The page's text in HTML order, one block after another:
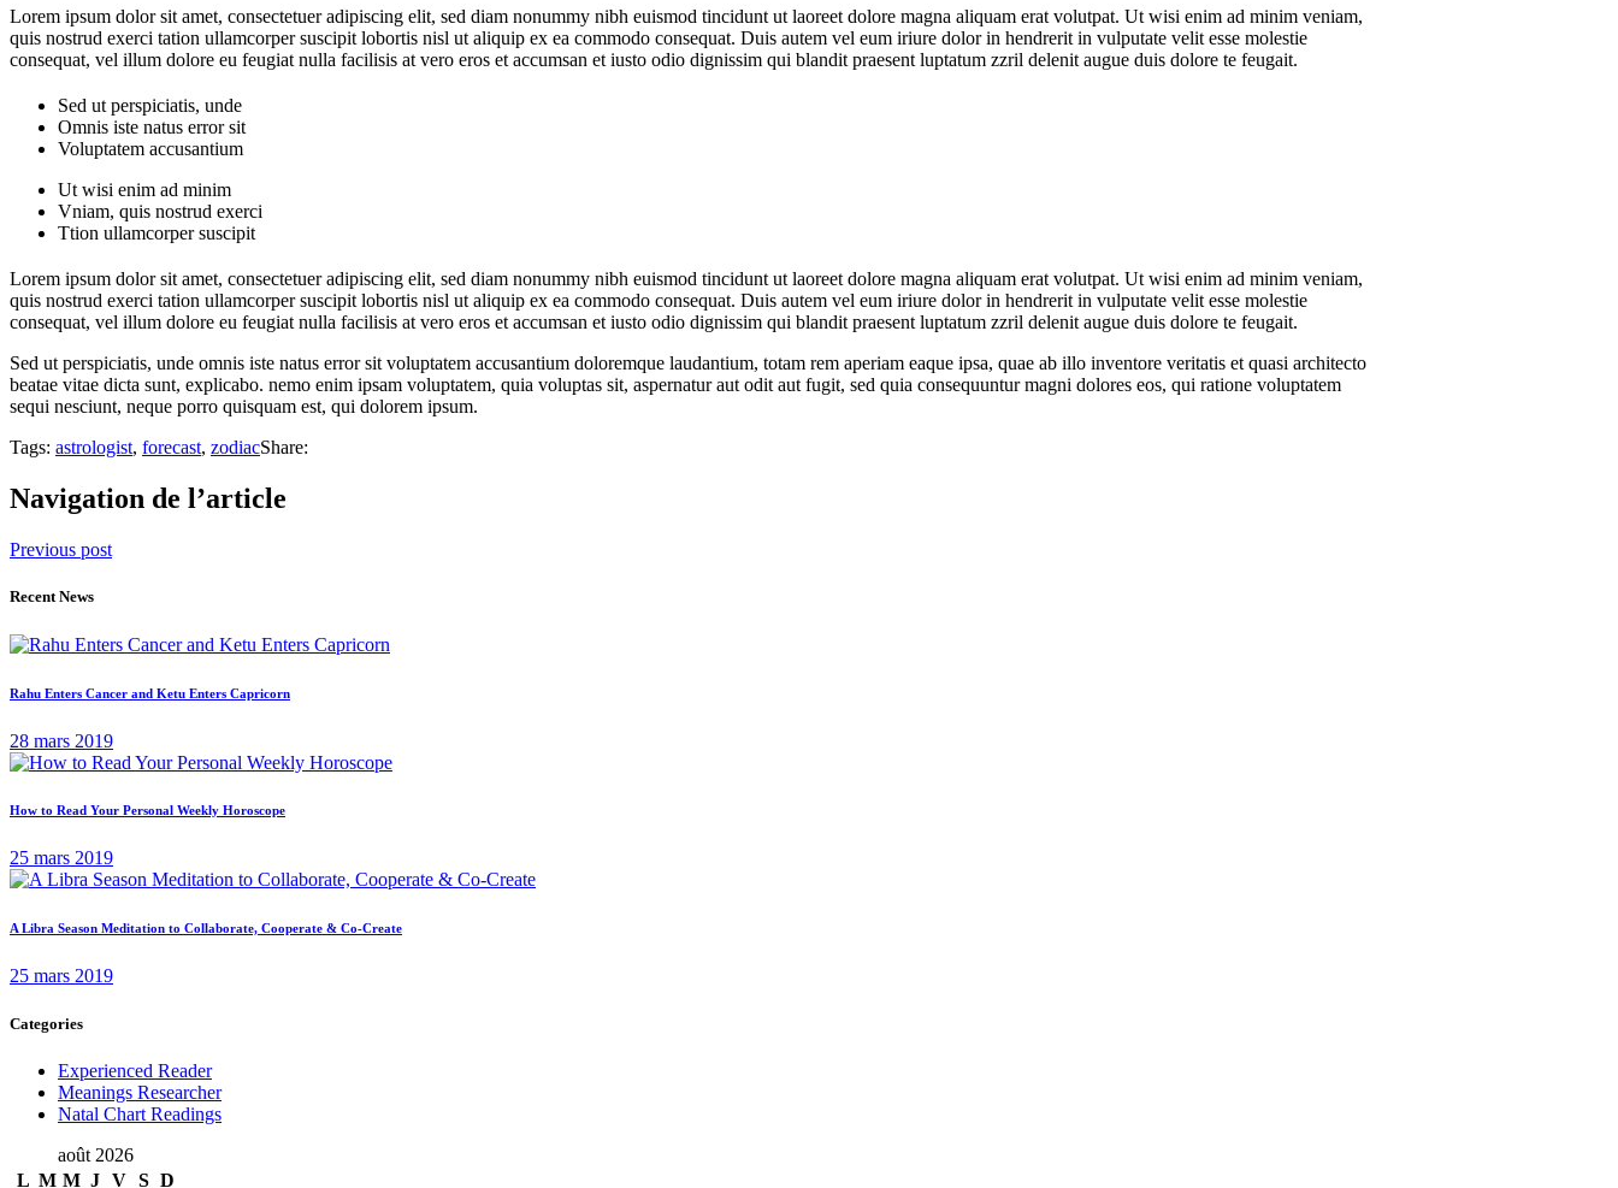
Lorem ipsum dolor sit amet, consectetuer adipiscing elit, sed diam nonummy nibh euismod tincidunt ut laoreet dolore magna aliquam erat volutpat. Ut wisi enim ad minim veniam,
quis nostrud exerci tation ullamcorper suscipit lobortis nisl ut aliquip ex ea commodo consequat. Duis autem vel eum iriure dolor in hendrerit in vulputate velit esse molestie
consequat, vel illum dolore eu feugiat nulla facilisis at vero eros et accumsan et iusto odio dignissim qui blandit praesent luptatum zzril delenit augue duis dolore te feugait.
Sed ut perspiciatis, unde
Omnis iste natus error sit
Voluptatem accusantium
Ut wisi enim ad minim
Vniam, quis nostrud exerci
Ttion ullamcorper suscipit
Lorem ipsum dolor sit amet, consectetuer adipiscing elit, sed diam nonummy nibh euismod tincidunt ut laoreet dolore magna aliquam erat volutpat. Ut wisi enim ad minim veniam,
quis nostrud exerci tation ullamcorper suscipit lobortis nisl ut aliquip ex ea commodo consequat. Duis autem vel eum iriure dolor in hendrerit in vulputate velit esse molestie
consequat, vel illum dolore eu feugiat nulla facilisis at vero eros et accumsan et iusto odio dignissim qui blandit praesent luptatum zzril delenit augue duis dolore te feugait.
Sed ut perspiciatis, unde omnis iste natus error sit voluptatem accusantium doloremque laudantium, totam rem aperiam eaque ipsa, quae ab illo inventore veritatis et quasi architecto
beatae vitae dicta sunt, explicabo. nemo enim ipsam voluptatem, quia voluptas sit, aspernatur aut odit aut fugit, sed quia consequuntur magni dolores eos, qui ratione voluptatem
sequi nesciunt, neque porro quisquam est, qui dolorem ipsum.
Tags: astrologist, forecast, zodiacShare:
Navigation de l’article
Previous post
Recent News
Rahu Enters Cancer and Ketu Enters Capricorn
28 mars 2019
How to Read Your Personal Weekly Horoscope
25 mars 2019
A Libra Season Meditation to Collaborate, Cooperate & Co-Create
25 mars 2019
Categories
Experienced Reader
Meanings Researcher
Natal Chart Readings
août 2026
L M M J V S D